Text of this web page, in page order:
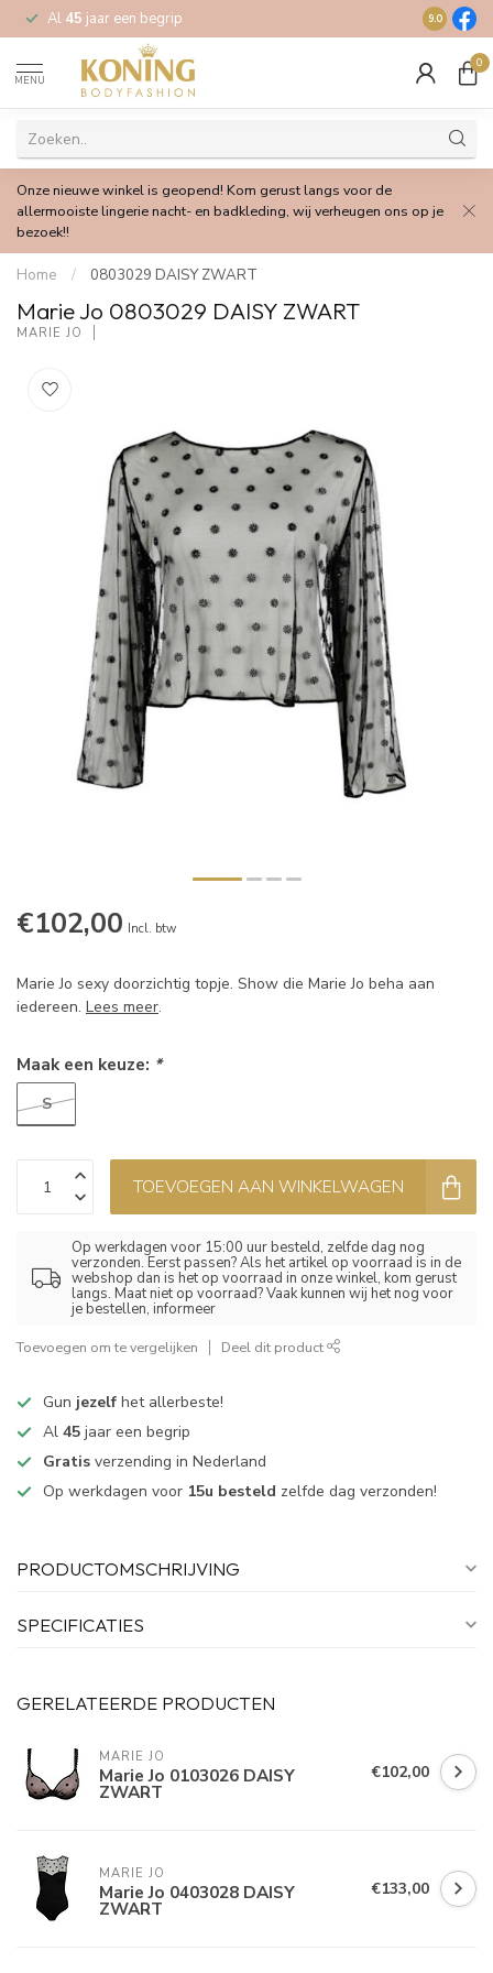
Al 45 jaar een begrip Gratis
9.0
MENU
0
Onze nieuwe winkel is geopend! Kom gerust langs voor de
allermooiste lingerie nacht- en badkleding, wij verheugen ons op je
bezoek!!
Home / 0803029 DAISY ZWART
Marie Jo 0803029 DAISY ZWART
MARIE JO
€102,00 Incl. btw
Marie Jo sexy doorzichtig topje. Show die Marie Jo beha aan
iedereen. Lees meer.
Maak een keuze: *
S
TOEVOEGEN AAN WINKELWAGEN
Op werkdagen voor 15:00 uur besteld, zelfde dag nog
verzonden. Eerst passen? Als het artikel op voorraad is in de
webshop dan is het op voorraad in onze winkel, kom gerust
langs. Maat niet op voorraad? Vaak kunnen wij het nog voor
je bestellen, informeer
Toevoegen om te vergelijken Deel dit product
Gun jezelf het allerbeste!
Al 45 jaar een begrip
Gratis verzending in Nederland
Op werkdagen voor 15u besteld zelfde dag verzonden!
PRODUCTOMSCHRIJVING
SPECIFICATIES
GERELATEERDE PRODUCTEN
MARIE JO
Marie Jo 0103026 DAISY
ZWART
€102,00
MARIE JO
Marie Jo 0403028 DAISY
ZWART
€133,00